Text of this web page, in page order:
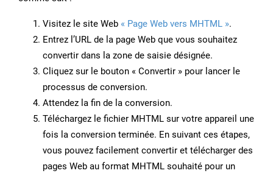
Visitez le site Web « Page Web vers MHTML ».
Entrez l’URL de la page Web que vous souhaitez
convertir dans la zone de saisie désignée.
Cliquez sur le bouton « Convertir » pour lancer le
processus de conversion.
Attendez la fin de la conversion.
Téléchargez le fichier MHTML sur votre appareil une
fois la conversion terminée. En suivant ces étapes,
vous pouvez facilement convertir et télécharger des
pages Web au format MHTML souhaité pour un